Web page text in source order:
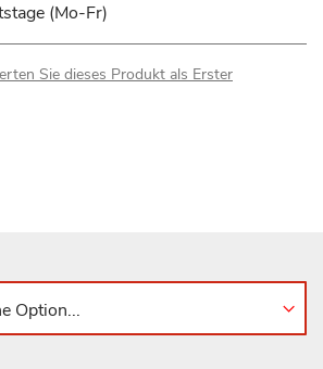
(Mo-Fr)
Sie dieses Produkt als Erster